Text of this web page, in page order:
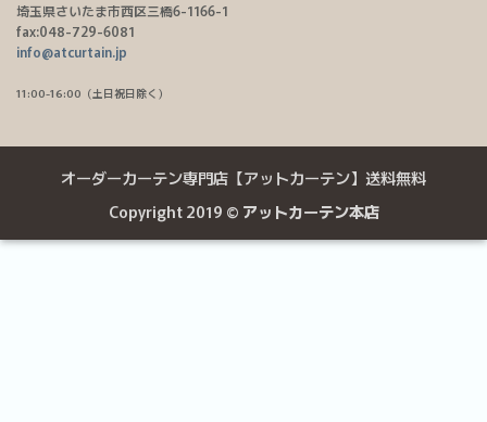
埼玉県さいたま市西区三橋6-1166-1
fax:048-729-6081
info@atcurtain.jp
11:00-16:00（土日祝日除く）
オーダーカーテン専門店【アットカーテン】送料無料
Copyright 2019 © アットカーテン本店